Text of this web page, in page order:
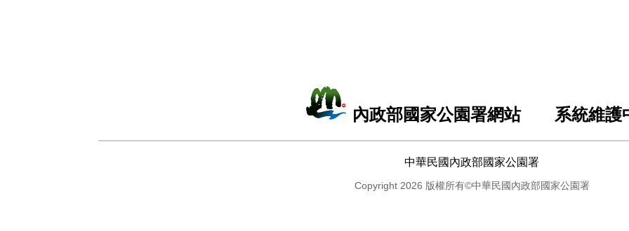
內政部國家公園署網站 系統維護
中華民國內政部國家公園署
Copyright 2026 版權所有©中華民國內政部國家公園署